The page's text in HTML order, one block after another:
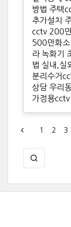
방법 주택
추가설치
cctv 200
500만화소
라 녹화기
법 실내,실
분리수거
상담 우리
가정용cctv
1 2 3